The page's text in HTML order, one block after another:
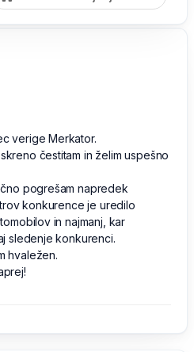
verige Merkator.
čestitam in želim uspešno
pogrešam napredek
konkurence je uredilo
in najmanj, kar
sledenje konkurenci.
hvaležen.